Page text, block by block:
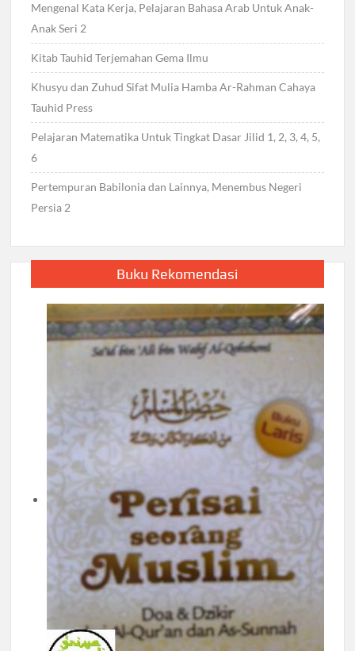
Mengenal Kata Kerja, Pelajaran Bahasa Arab Untuk Anak-
Anak Seri 2
Kitab Tauhid Terjemahan Gema Ilmu
Khusyu dan Zuhud Sifat Mulia Hamba Ar-Rahman Cahaya
Tauhid Press
Pelajaran Matematika Untuk Tingkat Dasar Jilid 1, 2, 3, 4, 5,
6
Pertempuran Babilonia dan Lainnya, Menembus Negeri
Persia 2
Buku Rekomendasi